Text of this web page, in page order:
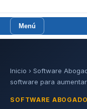
Menú
Inicio › Software
software para
SOFTWARE